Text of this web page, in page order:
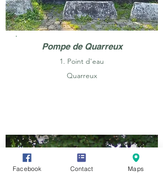
Pompe de Quarreux
1. Point d'eau
Quarreux
Facebook Contact Maps